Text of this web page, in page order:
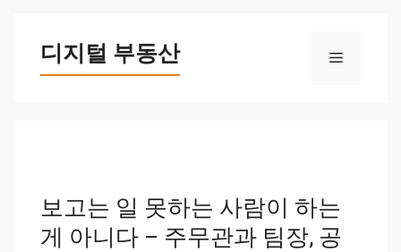
디지털 부동산 메
보고는 일 못하는 사람이 하는
게 아니다 – 주무관과 팀장, 공